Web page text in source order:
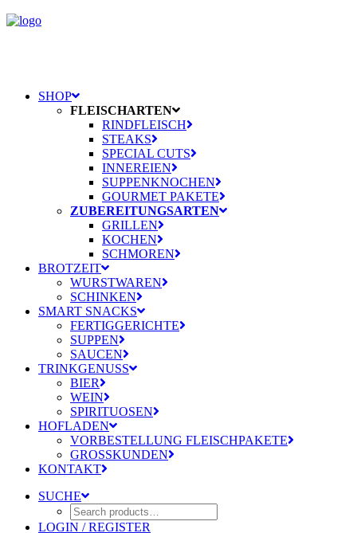
SHOP
FLEISCHARTEN
RINDFLEISCH
STEAKS
SPECIAL CUTS
INNEREIEN
SUPPENKNOCHEN
GOURMET PAKETE
ZUBEREITUNGSARTEN
GRILLEN
KOCHEN
SCHMOREN
BROTZEIT
WURSTWAREN
SCHINKEN
SMART SNACKS
FERTIGGERICHTE
SUPPEN
SAUCEN
TRINKGENUSS
BIER
WEIN
SPIRITUOSEN
HOFLADEN
VORBESTELLUNG FLEISCHPAKETE
GROSSKUNDEN
KONTAKT
SUCHE
LOGIN / REGISTER